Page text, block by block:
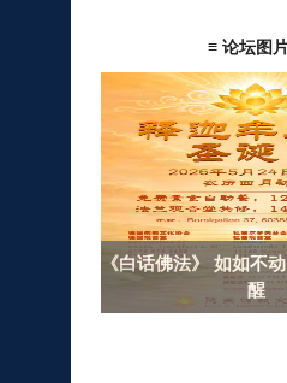
≡ 论坛图
《白话佛法》 如如不
醒